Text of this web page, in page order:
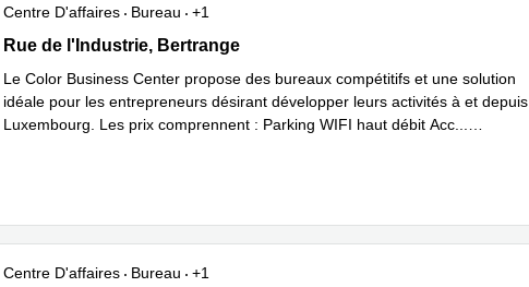
Centre D'affaires Bureau
+1
15 rue de l'Industrie, Bertrange
Rue de l'Industrie, Bertrange
Le Color Business Center propose des bureaux compétitifs et une solution
idéale pour les entrepreneurs désirant développer leurs activités à et depuis
Luxembourg. Les prix comprennent : Parking WIFI haut débit Acc
Centre D'affaires Bureau
+1